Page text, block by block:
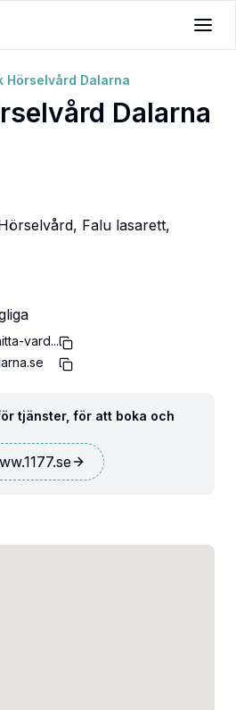
Hörselvård Dalarna
Dalarna
Falu lasarett,
vard...
tjänster, för att boka och